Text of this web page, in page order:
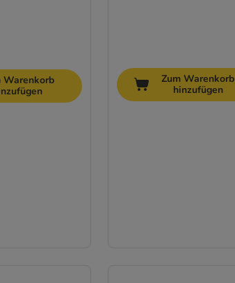
Warenkorb
Zum Warenkorb
hinzufügen